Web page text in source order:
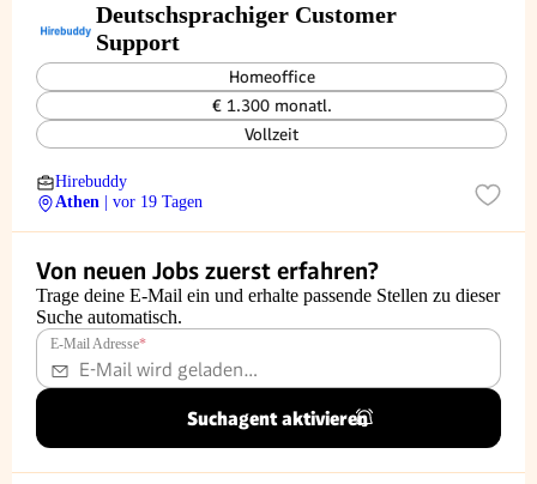
Deutschsprachiger Customer
Support
Homeoffice
€ 1.300 monatl.
Vollzeit
Hirebuddy
Athen
| vor 19 Tagen
Von neuen Jobs zuerst erfahren?
Trage deine E-Mail ein und erhalte passende Stellen zu dieser
Suche automatisch.
E-Mail Adresse*
Suchagent aktivieren